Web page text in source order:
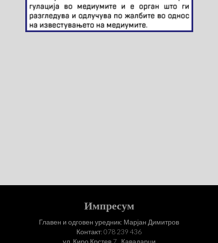
Импресум
Главен и одговен уредник: Марјан Димитров
Контакт: 078 239 436